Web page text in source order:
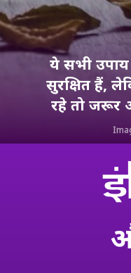
ये सभी
सुरक्षित हैं,
रहे तो जरूर